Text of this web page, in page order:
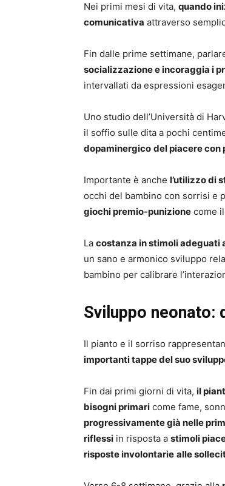
Nei primi mesi di vita, quando
comunicativa attraverso
Fin dalle prime settimane,
socializzazione e incoraggia i
intervallati da espressioni
Uno studio dell’Università di
il soffio sulle dita a pochi
dopaminergico del piacere con
Importante è anche l’utilizzo di
occhi del bambino con sorrisi e
giochi premio-punizione come
La costanza in stimoli adeguati
un sano e armonico sviluppo
bambino per calibrare
Sviluppo neonato:
Il pianto e il sorriso
importanti tappe del suo
Fin dai primi giorni di vita, il
bisogni primari come fame,
progressivamente già nelle
riflessi in risposta a stimoli
risposte involontarie alle